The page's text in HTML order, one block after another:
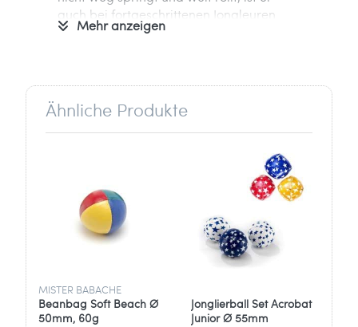
auch bei fortgeschrittenen Jongleuren
sehr beliebt.
Henrys Produktion und Großhandel
Deutschland
info[at]henrys-online.de
Mehr anzeigen
Ähnliche Produkte
MISTER BABACHE
Beanbag Soft Beach Ø
50mm, 60g
Jonglierball Set Acrobat
Junior Ø 55mm